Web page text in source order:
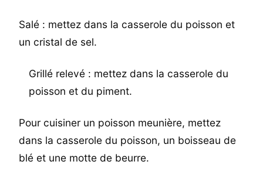
Salé : mettez dans la casserole du poisson et
un cristal de sel.
Grillé relevé : mettez dans la casserole du
poisson et du piment.
Pour cuisiner un poisson meunière, mettez
dans la casserole du poisson, un boisseau de
blé et une motte de beurre.